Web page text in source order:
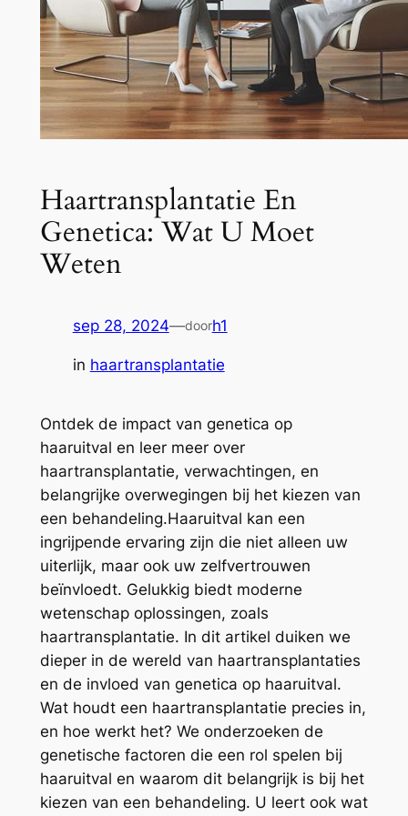
Haartransplantatie En
Genetica: Wat U Moet
Weten
sep 28, 2024—doorh1
in haartransplantatie
Ontdek de impact van genetica op
haaruitval en leer meer over
haartransplantatie, verwachtingen, en
belangrijke overwegingen bij het kiezen van
een behandeling.Haaruitval kan een
ingrijpende ervaring zijn die niet alleen uw
uiterlijk, maar ook uw zelfvertrouwen
beïnvloedt. Gelukkig biedt moderne
wetenschap oplossingen, zoals
haartransplantatie. In dit artikel duiken we
dieper in de wereld van haartransplantaties
en de invloed van genetica op haaruitval.
Wat houdt een haartransplantatie precies in,
en hoe werkt het? We onderzoeken de
genetische factoren die een rol spelen bij
haaruitval en waarom dit belangrijk is bij het
kiezen van een behandeling. U leert ook wat